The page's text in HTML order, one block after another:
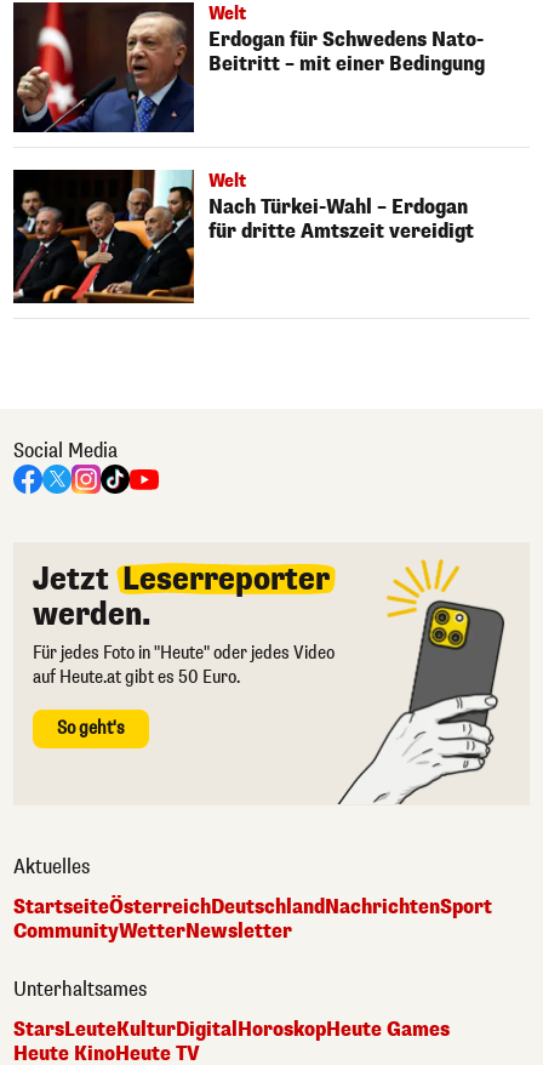
Welt
Erdogan für Schwedens Nato-
Beitritt – mit einer Bedingung
Welt
Nach Türkei-Wahl – Erdogan
für dritte Amtszeit vereidigt
Social Media
Jetzt Leserreporter
werden.
Für jedes Foto in "Heute" oder jedes Video
auf Heute.at gibt es 50 Euro.
So geht's
Aktuelles
StartseiteÖsterreichDeutschlandNachrichtenSport
CommunityWetterNewsletter
Unterhaltsames
StarsLeuteKulturDigital HoroskopHeute Games
Heute KinoHeute TV